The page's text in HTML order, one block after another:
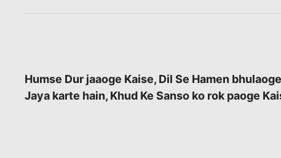
Humse Dur jaaoge Kaise, Dil Se Hamen
Jaya karte hain, Khud Ke Sanso ko rok paoge